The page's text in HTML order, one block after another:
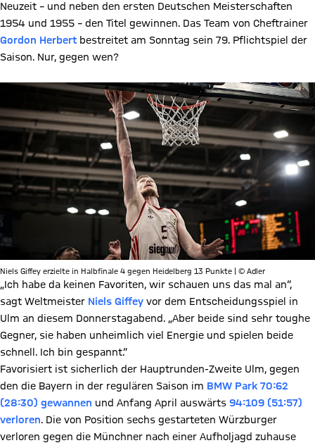
Neuzeit – und neben den ersten Deutschen Meisterschaften
1954 und 1955 – den Titel gewinnen. Das Team von Cheftrainer
Gordon Herbert bestreitet am Sonntag sein 79. Pflichtspiel der
Saison. Nur, gegen wen?
Niels Giffey erzielte in Halbfinale 4 gegen Heidelberg 13 Punkte | © Adler
„Ich habe da keinen Favoriten, wir schauen uns das mal an“,
sagt Weltmeister Niels Giffey vor dem Entscheidungsspiel in
Ulm an diesem Donnerstagabend. „Aber beide sind sehr toughe
Gegner, sie haben unheimlich viel Energie und spielen beide
schnell. Ich bin gespannt.“
Favorisiert ist sicherlich der Hauptrunden-Zweite Ulm, gegen
den die Bayern in der regulären Saison im BMW Park 70:62
(28:30) gewannen und Anfang April auswärts 94:109 (51:57)
verloren. Die von Position sechs gestarteten Würzburger
verloren gegen die Münchner nach einer Aufholjagd zuhause